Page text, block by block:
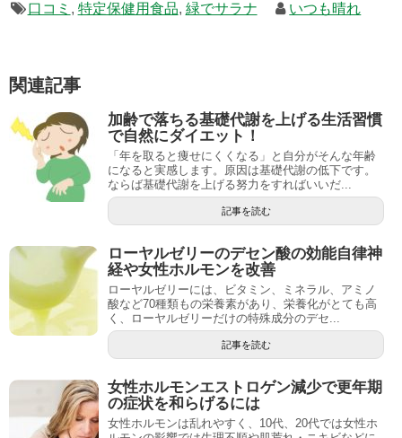
口コミ , 特定保健用食品, 緑でサラナ いつも晴れ
関連記事
加齢で落ちる基礎代謝を上げる生活習慣
で自然にダイエット！
「年を取ると痩せにくくなる」と自分がそんな年齢
になると実感します。原因は基礎代謝の低下です。
ならば基礎代謝を上げる努力をすればいいだ...
記事を読む
ローヤルゼリーのデセン酸の効能自律神
経や女性ホルモンを改善
ローヤルゼリーには、ビタミン、ミネラル、アミノ
酸など70種類もの栄養素があり、栄養化がとても高
く、ローヤルゼリーだけの特殊成分のデセ...
記事を読む
女性ホルモンエストロゲン減少で更年期
の症状を和らげるには
女性ホルモンは乱れやすく、10代、20代では女性ホ